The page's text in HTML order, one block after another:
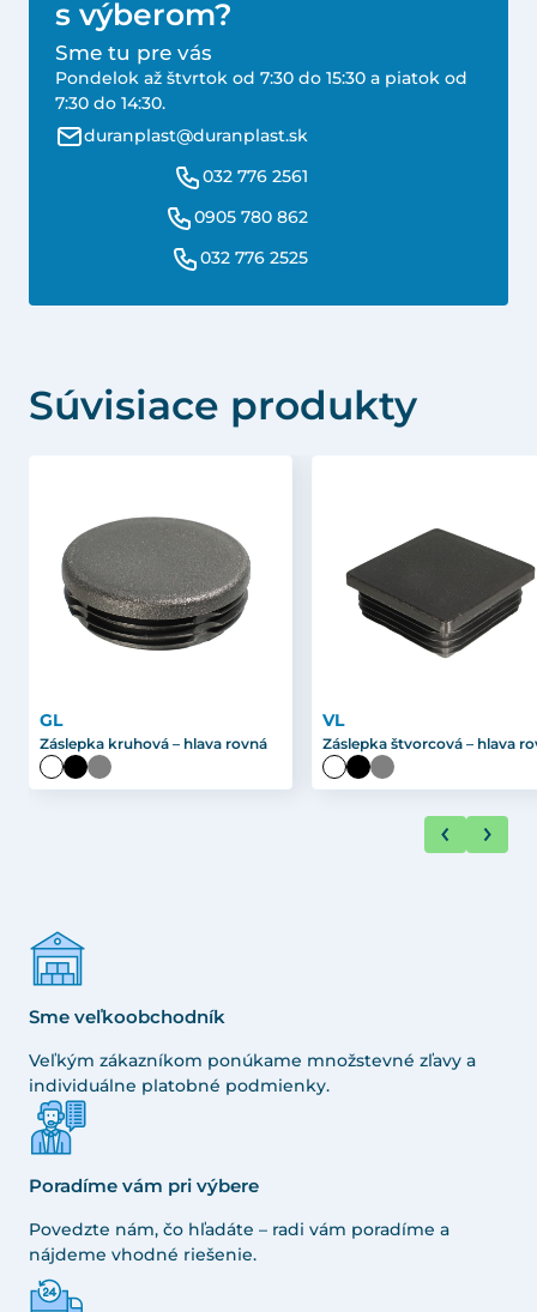
s výberom?
Sme tu pre vás
Pondelok až štvrtok od 7:30 do 15:30 a piatok od
7:30 do 14:30.
duranplast@duranplast.sk
032 776 2561
0905 780 862
032 776 2525
Súvisiace produkty
GL
Záslepka kruhová – hlava rovná
VL
Záslepka štvorcová – hlava
Sme veľkoobchodník
Veľkým zákazníkom ponúkame množstevné zľavy a
individuálne platobné podmienky.
Poradíme vám pri výbere
Povedzte nám, čo hľadáte – radi vám poradíme a
nájdeme vhodné riešenie.